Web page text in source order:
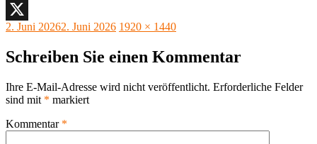
Facebook
X
Veröffentlicht
2. Juni 20262. Juni 2026 Originalgröße
1920 × 1440
Schreiben Sie einen Kommentar
Ihre E-Mail-Adresse wird nicht veröffentlicht. Erforderliche Felder
sind mit * markiert
Kommentar *